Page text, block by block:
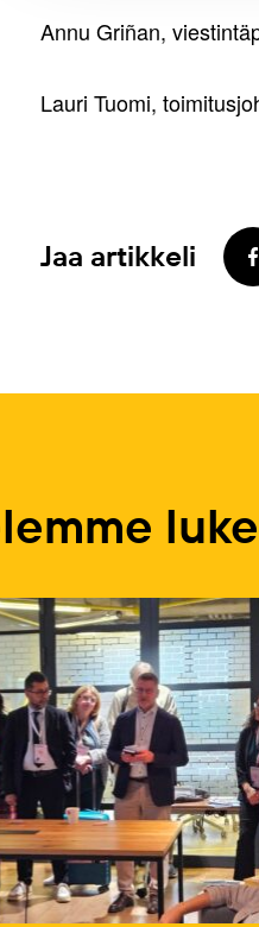
Annu Griñan,
Lauri Tuomi,
Jaa artikkeli